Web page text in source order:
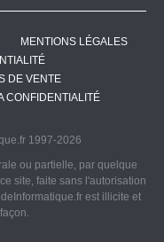
MENTIONS LÉGALES
DE VENTE
CONFIDENTIALITÉ
1997-2026
ou partielle, par quelque
site, faite sans l'autorisation
est illicite et